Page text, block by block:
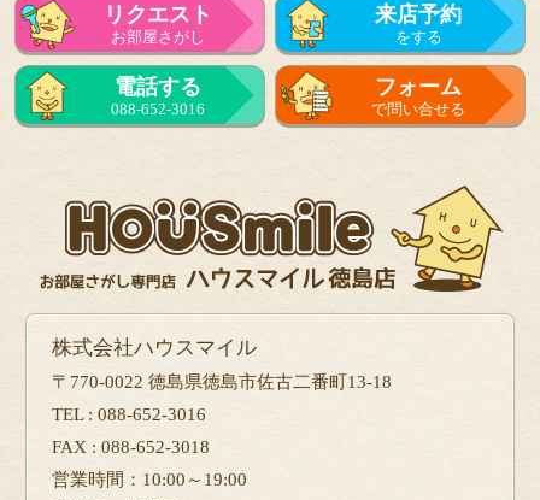
リクエスト
お部屋さがし
来店予約
をする
電話する
088-652-3016
フォーム
で問い合せる
株式会社ハウスマイル
〒770-0022 徳島県徳島市佐古二番町13-18
TEL : 088-652-3016
FAX : 088-652-3018
営業時間：10:00～19:00